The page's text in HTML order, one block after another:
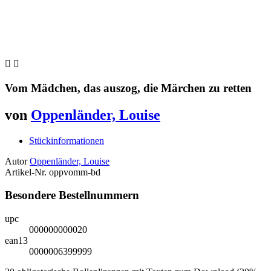
 
Vom Mädchen, das auszog, die Märchen zu retten
von Oppenländer, Louise
Stückinformationen
Autor Oppenländer, Louise
Artikel-Nr. oppvomm-bd
Besondere Bestellnummern
upc
000000000020
ean13
0000006399999